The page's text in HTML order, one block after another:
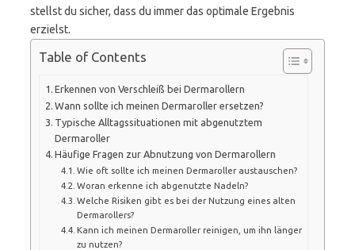
stellst du sicher, dass du immer das optimale Ergebnis
erzielst.
Table of Contents
Erkennen von Verschleiß bei Dermarollern
Wann sollte ich meinen Dermaroller ersetzen?
Typische Alltagssituationen mit abgenutztem
Dermaroller
Häufige Fragen zur Abnutzung von Dermarollern
Wie oft sollte ich meinen Dermaroller austauschen?
Woran erkenne ich abgenutzte Nadeln?
Welche Risiken gibt es bei der Nutzung eines alten
Dermarollers?
Kann ich meinen Dermaroller reinigen, um ihn länger
zu nutzen?